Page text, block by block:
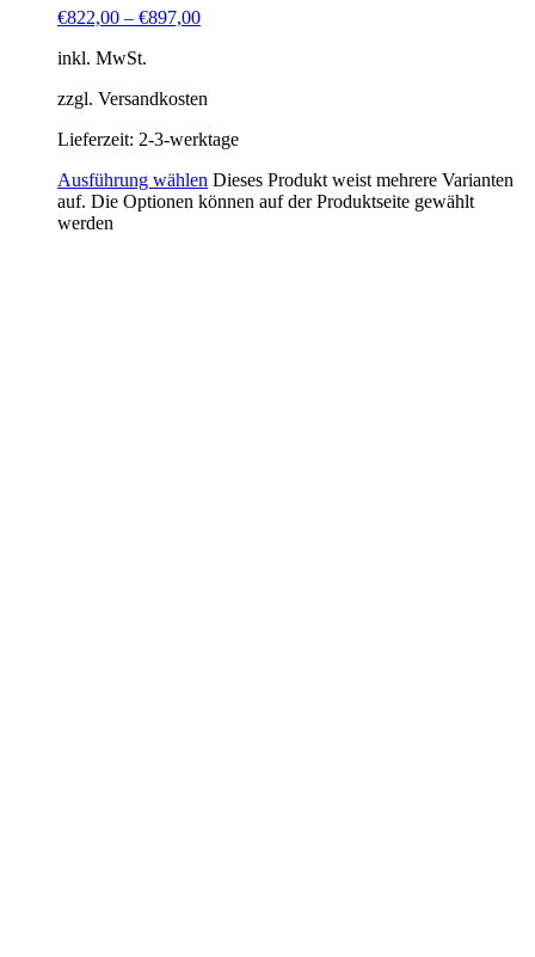
€822,00 – €897,00
inkl. MwSt.
zzgl. Versandkosten
Lieferzeit: 2-3-werktage
Ausführung wählen Dieses Produkt weist mehrere Varianten
auf. Die Optionen können auf der Produktseite gewählt
werden